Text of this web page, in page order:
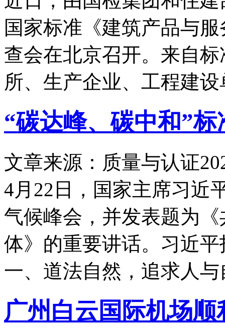
国家标准《建筑产品与
查会在北京召开。来自
所、生产企业、工程建
“碳达峰、碳中和”
文章来源：质量与认证
4月22日，国家主席习近
气候峰会，并发表题为
体》的重要讲话。习近
一、道法自然，追求人与
广州白云国际机场